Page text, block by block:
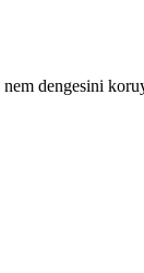
dengesini